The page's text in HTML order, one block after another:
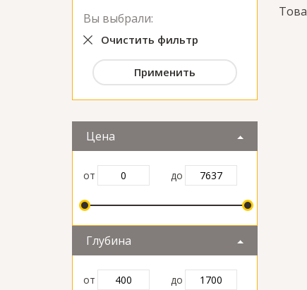
Вы выбрали:
Очистить фильтр
Цена
от до
Глубина
от до